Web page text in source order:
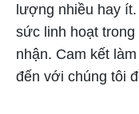
lượng nhiều hay
sức linh hoạt
nhận. Cam kết
đến với chúng tôi